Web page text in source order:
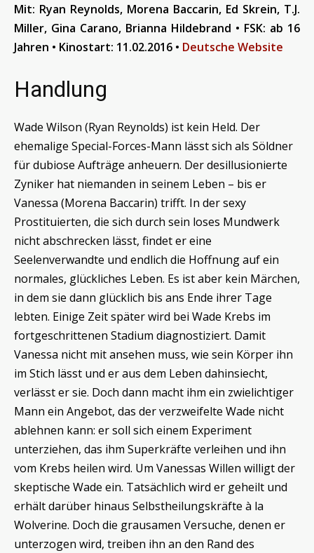
Mit: Ryan Reynolds, Morena Baccarin, Ed Skrein, T.J.
Miller, Gina Carano, Brianna Hildebrand • FSK: ab 16
Jahren • Kinostart: 11.02.2016 • Deutsche Website
Handlung
Wade Wilson (Ryan Reynolds) ist kein Held. Der
ehemalige Special-Forces-Mann lässt sich als Söldner
für dubiose Aufträge anheuern. Der desillusionierte
Zyniker hat niemanden in seinem Leben – bis er
Vanessa (Morena Baccarin) trifft. In der sexy
Prostituierten, die sich durch sein loses Mundwerk
nicht abschrecken lässt, findet er eine
Seelenverwandte und endlich die Hoffnung auf ein
normales, glückliches Leben. Es ist aber kein Märchen,
in dem sie dann glücklich bis ans Ende ihrer Tage
lebten. Einige Zeit später wird bei Wade Krebs im
fortgeschrittenen Stadium diagnostiziert. Damit
Vanessa nicht mit ansehen muss, wie sein Körper ihn
im Stich lässt und er aus dem Leben dahinsiecht,
verlässt er sie. Doch dann macht ihm ein zwielichtiger
Mann ein Angebot, das der verzweifelte Wade nicht
ablehnen kann: er soll sich einem Experiment
unterziehen, das ihm Superkräfte verleihen und ihn
vom Krebs heilen wird. Um Vanessas Willen willigt der
skeptische Wade ein. Tatsächlich wird er geheilt und
erhält darüber hinaus Selbstheilungskräfte à la
Wolverine. Doch die grausamen Versuche, denen er
unterzogen wird, treiben ihn an den Rand des